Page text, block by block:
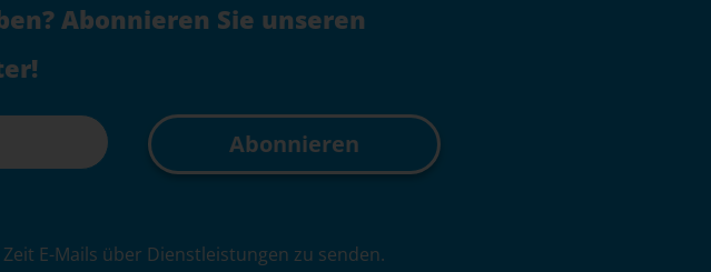
Abonnieren Sie unseren
E-Mails über Dienstleistungen zu senden.